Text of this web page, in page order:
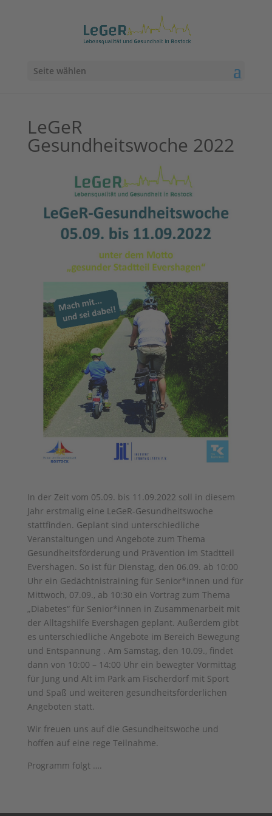
Seite wählen
LeGeR
Gesundheitswoche 2022
In der Zeit vom 05.09. bis 11.09.2022 soll in diesem
Jahr erstmalig eine LeGeR-Gesundheitswoche
stattfinden. Geplant sind unterschiedliche
Veranstaltungen und Angebote zum Thema
Gesundheitsförderung und Prävention im Stadtteil
Evershagen. So ist für Dienstag, den 06.09. ab 10:00
Uhr ein Gedächtnistraining für Senior*innen und für
Mittwoch, 07.09., ab 10:30 ein Vortrag zum Thema
„Diabetes“ für Senior*innen in Zusammenarbeit mit
der Alltagshilfe Evershagen geplant. Außerdem gibt
es unterschiedliche Angebote im Bereich Bewegung
und Entspannung . Am Samstag, den 10.09., findet
dann von 10:00 – 14:00 Uhr ein bewegter Vormittag
für Jung und Alt im Park am Fischerdorf mit Sport
und Spaß und weiteren gesundheitsförderlichen
Angeboten statt.
Wir freuen uns auf die Gesundheitswoche und
hoffen auf eine rege Teilnahme.
Programm folgt ….